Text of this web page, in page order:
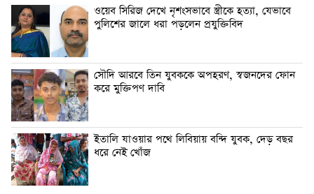
ওয়েব সিরিজ দেখে নৃশংসভাবে স্ত্রীকে হত্যা, যেভাবে
পুলিশের জালে ধরা পড়লেন প্রযুক্তিবিদ
সৌদি আরবে তিন যুবককে অপহরণ, স্বজনদের ফোন
করে মুক্তিপণ দাবি
ইতালি যাওয়ার পথে লিবিয়ায় বন্দি যুবক, দেড় বছর
ধরে নেই খোঁজ